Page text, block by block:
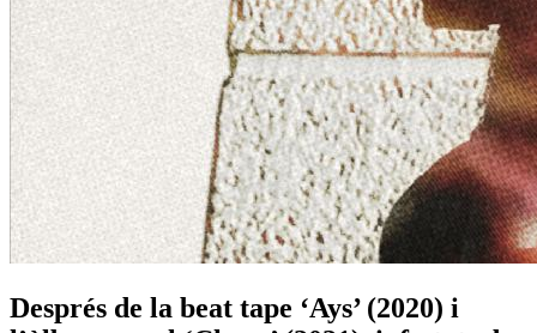
Després de la beat tape ‘Ays’ (2020) i